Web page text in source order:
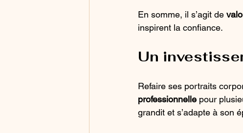
En somme, il s’agit de
inspirent la confiance.
Un
Refaire ses portraits
professionnelle pour
grandit et s’adapte à son